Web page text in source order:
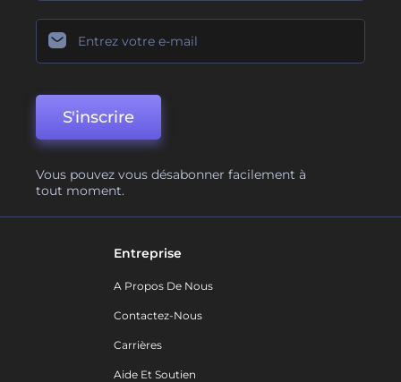
S'inscrire
Vous pouvez vous désabonner facilement à
tout moment.
Entreprise
A Propos De Nous
Contactez-Nous
Carrières
Aide Et Soutien